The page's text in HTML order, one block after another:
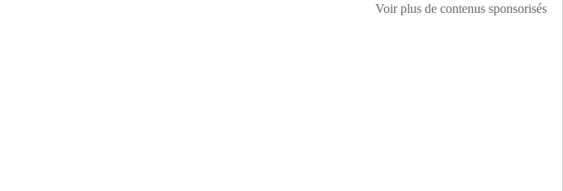
Voir plus de contenus sponsorisés